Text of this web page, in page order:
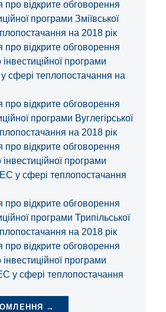
про відкрите обговорення
програми Зміївської
на 2018 рік
про відкрите обговорення
програми
сфері теплопостачання на
про відкрите обговорення
програми Вуглегірської
на 2018 рік
про відкрите обговорення
програми
у сфері теплопостачання
про відкрите обговорення
програми Трипільської
на 2018 рік
про відкрите обговорення
програми
у сфері теплопостачання
→